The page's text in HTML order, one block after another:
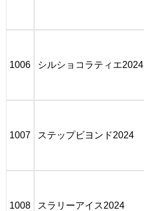
1006 シルショコラティエ2024
1007 ステップビヨンド2024
1008 スラリーアイス2024